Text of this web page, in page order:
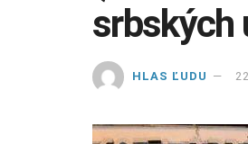
srbských
HLAS ĽUDU